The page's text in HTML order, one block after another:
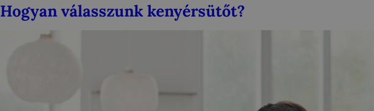
Hogyan válasszunk kenyérsütőt?